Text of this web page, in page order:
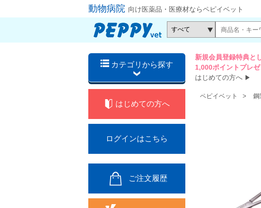
動物病院 向け医薬品・医療材ならペピイベット
カテゴリから探す
新規会員登録特典と
1,000ポイントプレゼ
はじめての方へ ▶
はじめての方へ
ログインはこちら
ご注文履歴
ペピイベット 鋼